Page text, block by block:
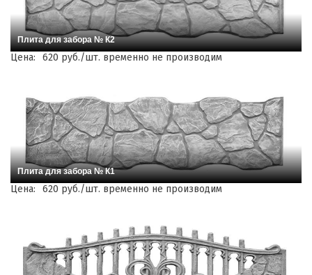
Плита для забора № К2
Цена: 620 руб./шт. временно не производим
Плита для забора № К1
Цена: 620 руб./шт. временно не производим